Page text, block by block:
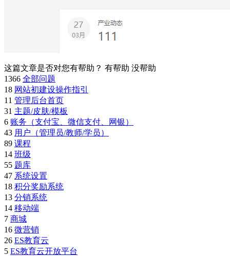
这篇文章是否对您有帮助？ 有帮助 没帮助
1366 全部问题
18 网站初建设操作指引
11 管理后台首页
31 主题/皮肤/模板
6 账务（支付宝、微信支付、网银）
43 用户（管理员/教师/学员）
89 课程
14 班级
55 题库
47 系统设置
18 积分奖励系统
13 分销系统
14 移动端
7 商城
16 微营销
26 ES教育云
5 ES教育云开放平台